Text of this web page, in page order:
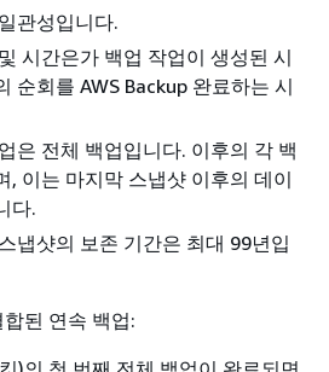
관성입니다.
시간은가 백업 작업이 생성된 시
순회를 AWS Backup 완료하는 시
은 전체 백업입니다. 이후의 각 백
, 이는 마지막 스냅샷 이후의 데이
다.
냅샷의 보존 기간은 최대 99년입
된 연속 백업: